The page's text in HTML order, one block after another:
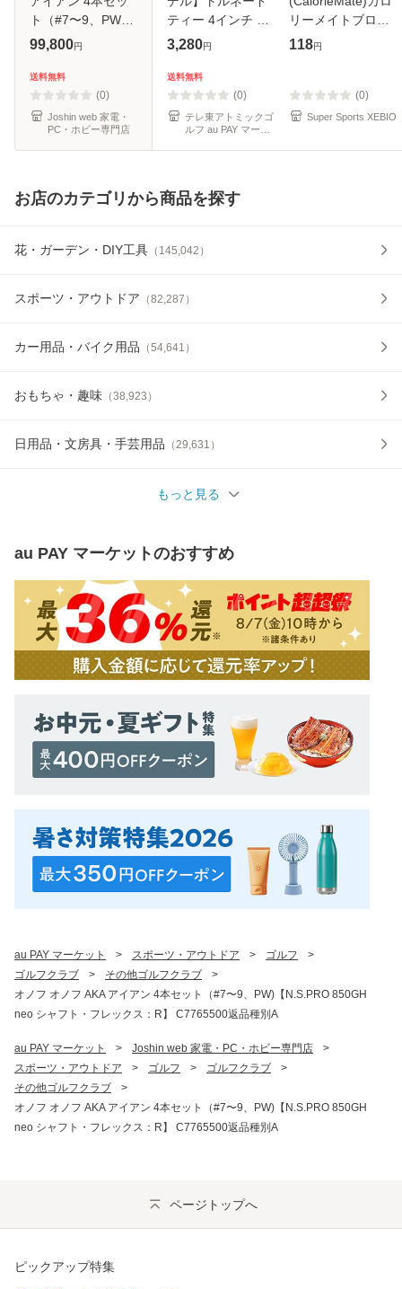
ト（#7〜9、PW)
【N.S.PRO 850GH
レックス：R】
C7765500返品種
別A
99,800円
送料無料
(0)
Joshin web 家電・
PC・ホビー専門店
ティー 4インチ テ
ィー TT-400【即
3,280円
送料無料
(0)
テレ東アトミックゴ
ルフ au PAY マーケ
リーメイトブロッ
ク 2本入 チョコレ
118円
(0)
Super Sports XEBIO
お店のカテゴリから商品を探す
花・ガーデン・DIY工具 （ 145,042 ）
スポーツ・アウトドア （82,287 ）
カー用品・バイク用品 （54,641 ）
おもちゃ・趣味 （38,923 ）
日用品・文房具・手芸用品 （29,631 ）
もっと見る
au PAY マーケットのおすすめ
au PAY マーケット > スポーツ・アウトドア > ゴルフ
>
ゴルフクラブ
> その他ゴルフクラブ
>
オノフ オノフ AKA アイアン 4本セット（#7〜9、PW)【N.S.PRO 850GH
neo シャフト・フレックス：R】 C7765500返品種別A
au PAY マーケット > Joshin web 家電・PC・ホビー専門店
>
スポーツ・アウトドア
> ゴルフ > ゴルフクラブ
>
その他ゴルフクラブ
>
オノフ オノフ AKA アイアン 4本セット（#7〜9、PW)【N.S.PRO 850GH
neo シャフト・フレックス：R】 C7765500返品種別A
ページトップへ
ピックアップ特集